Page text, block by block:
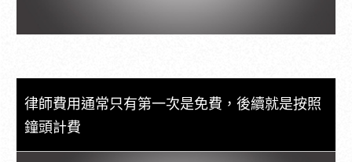
律師費用通常只有第一次是免費，後續就是按照
鐘頭計費